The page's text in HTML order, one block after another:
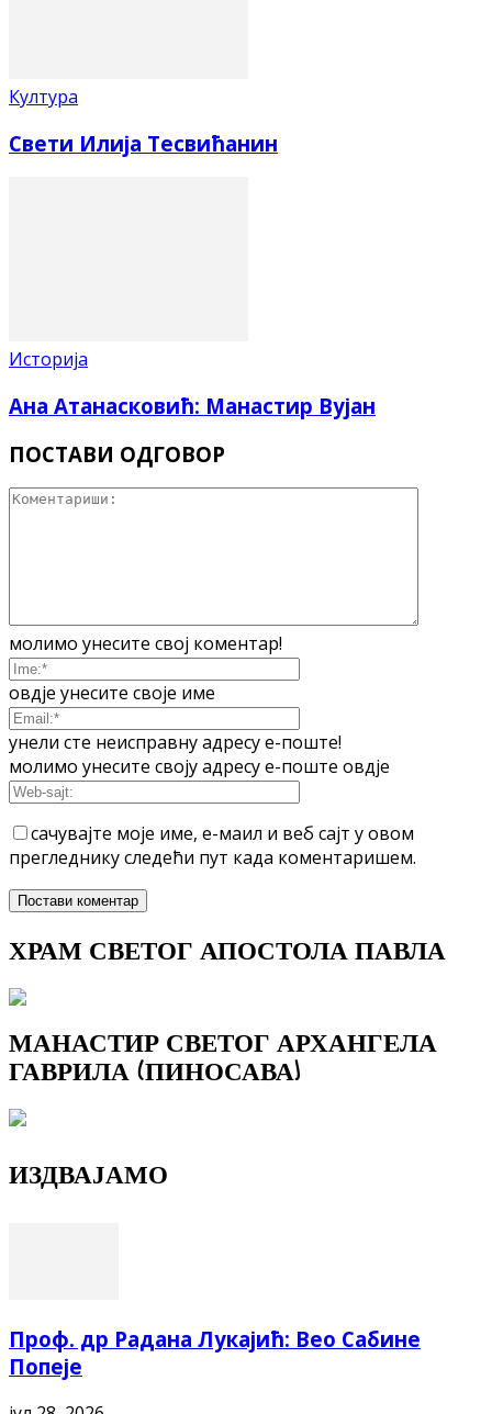
Култура
Свети Илија Тесвићанин
Историја
Ана Атанасковић: Манастир Вујан
ПОСТАВИ ОДГОВОР
молимо унесите свој коментар!
овдје унесите своје име
унели сте неисправну адресу е-поште!
молимо унесите своју адресу е-поште овдје
сачувајте моје име, е-маил и веб сајт у овом
прегледнику следећи пут када коментаришем.
ХРАМ СВЕТОГ АПОСТОЛА ПАВЛА
МАНАСТИР СВЕТОГ АРХАНГЕЛА
ГАВРИЛА (ПИНОСАВА)
ИЗДВАЈАМО
Проф. др Радана Лукајић: Вео Сабине
Попеје